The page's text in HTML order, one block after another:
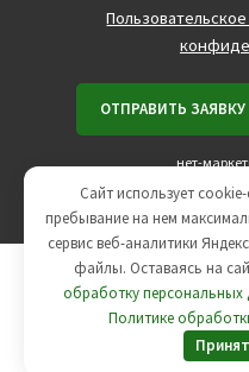
нет-
Вы смотрите:Термометр
Метер осевой, до 160°С,
Сайт использует
пребывание на нем
сервис веб-аналитики
файлы. Оставаясь на
обработку персональных
Политике